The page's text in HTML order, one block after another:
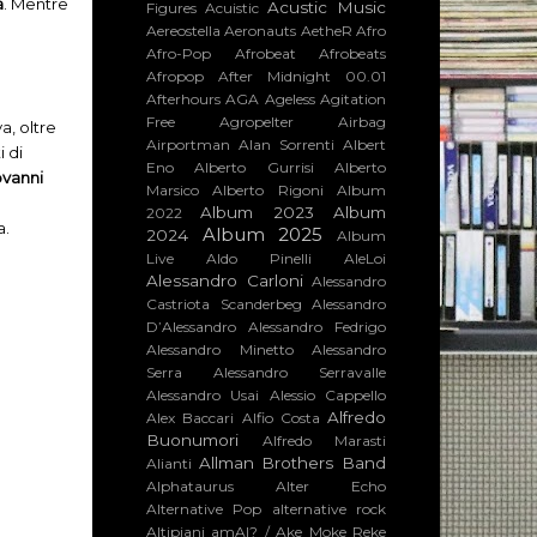
oltre
di
Figures Acuistic Acustic Music
Aereostella Aeronauts AetheR Afro
Afro-Pop
Afrobeat
Afrobeats
Afropop
After Midnight 00.01
Afterhours AGA Ageless Agitation
Free
Agropelter
Airbag
Airportman Alan Sorrenti Albert
Eno
Alberto Gurrisi
Alberto
Marsico
Alberto Rigoni
Album
2022
Album 2023
Album
2024
Album 2025
Album
Live
Aldo Pinelli AleLoi
Alessandro Carloni Alessandro
Castriota Scanderbeg Alessandro
D’Alessandro
Alessandro Fedrigo
Alessandro Minetto
Alessandro
Serra
Alessandro Serravalle
Alessandro Usai
Alessio Cappello
Alex Baccari Alfio Costa Alfredo
Buonumori
Alfredo Marasti
Alianti Allman Brothers Band
Alphataurus
Alter Echo
Alternative Pop
alternative rock
Altipiani amAI? / Ake Moke Reke